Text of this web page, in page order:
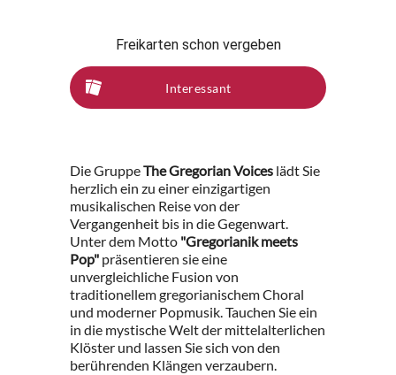
Freikarten schon vergeben
Interessant
Die GruppeThe Gregorian Voices lädt Sie
herzlich ein zu einer einzigartigen
musikalischen Reise von der
Vergangenheit bis in die Gegenwart.
Unter dem Motto "Gregorianik meets
Pop" präsentieren sie eine
unvergleichliche Fusion von
traditionellem gregorianischem Choral
und moderner Popmusik. Tauchen Sie ein
in die mystische Welt der mittelalterlichen
Klöster und lassen Sie sich von den
berührenden Klängen verzaubern.